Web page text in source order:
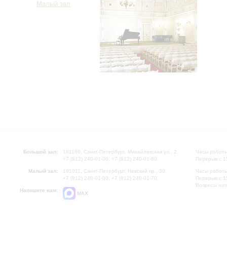
Малый зал
Большой зал:
191186, Санкт-Петербург, Михайловская ул., 2
+7 (812) 240-01-00, +7 (812) 240-01-80
Малый зал:
191011, Санкт-Петербург, Невский пр., 30
+7 (812) 240-01-00, +7 (812) 240-01-70
Напишите нам:
MAX
Часы
Перерыв с
Часы
Перерыв с
Вопросы